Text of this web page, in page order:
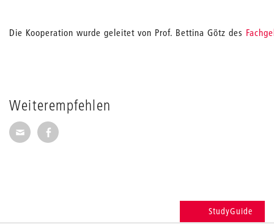
Weiterempfehlen
Seite per E-Mail weiterempfehlen
Seite auf Facebook weiterempfehlen
Die Kooperation wurde geleitet von Prof. Bettina Götz des
StudyGuide